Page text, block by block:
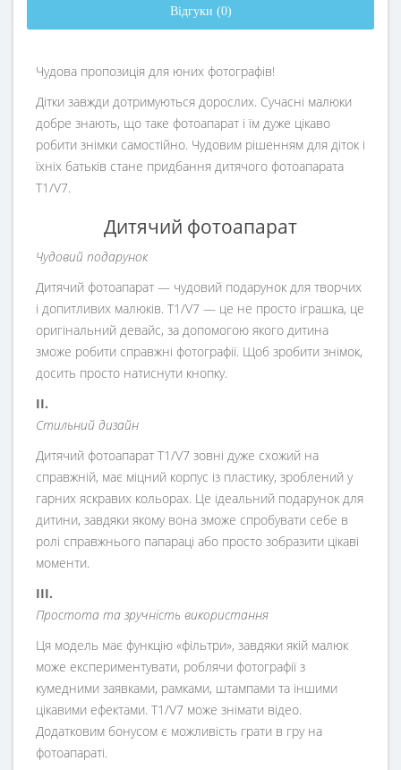
Відгуки (0)
Чудова пропозиція для юних фотографів!
Дітки завжди дотримуються дорослих. Сучасні малюки
добре знають, що таке фотоапарат і їм дуже цікаво
робити знімки самостійно. Чудовим рішенням для діток і
їхніх батьків стане придбання дитячого фотоапарата
T1/V7.
Дитячий фотоапарат
Чудовий подарунок
Дитячий фотоапарат — чудовий подарунок для творчих
і допитливих малюків. T1/V7 — це не просто іграшка, це
оригінальний девайс, за допомогою якого дитина
зможе робити справжні фотографії. Щоб зробити знімок,
досить просто натиснути кнопку.
II.
Стильний дизайн
Дитячий фотоапарат T1/V7 зовні дуже схожий на
справжній, має міцний корпус із пластику, зроблений у
гарних яскравих кольорах. Це ідеальний подарунок для
дитини, завдяки якому вона зможе спробувати себе в
ролі справжнього папараці або просто зобразити цікаві
моменти.
III.
Простота та зручність використання
Ця модель має функцію «фільтри», завдяки якій малюк
може експериментувати, роблячи фотографії з
кумедними заявками, рамками, штампами та іншими
цікавими ефектами. T1/V7 може знімати відео.
Додатковим бонусом є можливість грати в гру на
фотоапараті.